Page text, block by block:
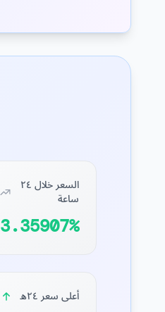
السعر خلال ٢٤
ساعة
3.35907%
أعلى سعر ٢٤ه